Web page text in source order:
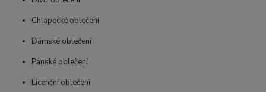
Chlapecké oblečení
Dámské oblečení
Pánské oblečení
Licenční oblečení